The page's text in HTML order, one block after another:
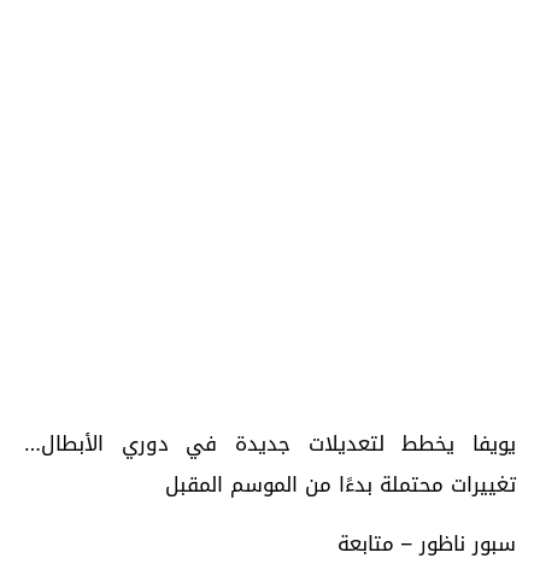
يويفا يخطط لتعديلات جديدة في دوري الأبطال…
تغييرات محتملة بدءًا من الموسم المقبل
سبور ناظور – متابعة